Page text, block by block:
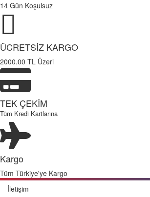
14 Gün Koşulsuz
ÜCRETSİZ KARGO
2000.00 TL Üzeri
TEK ÇEKİM
Tüm Kredi Kartlarına
Kargo
Tüm Türkiye'ye Kargo
İletişim